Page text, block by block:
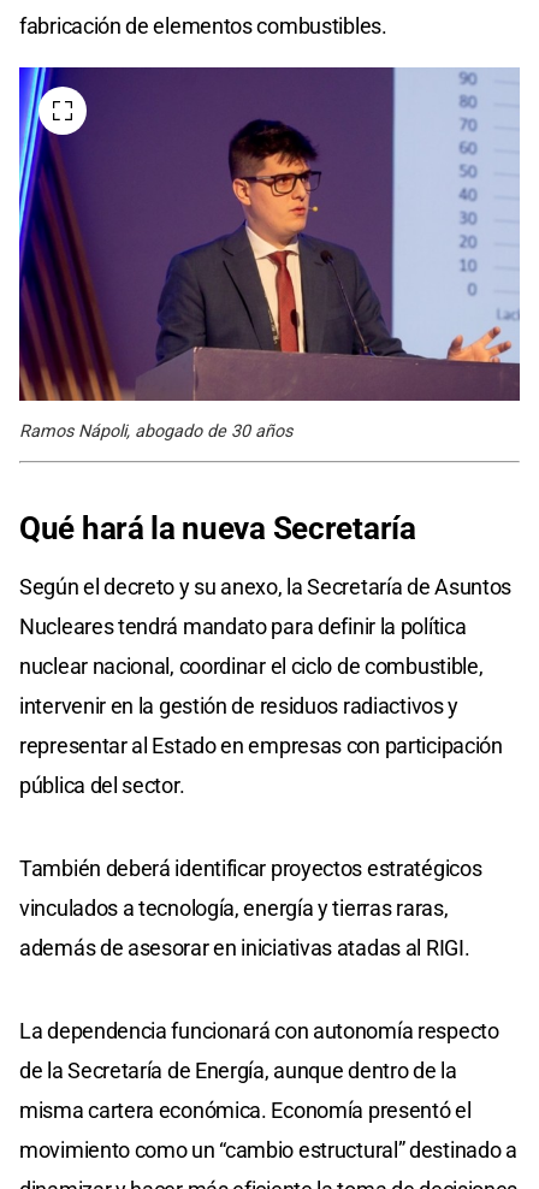
fabricación de elementos combustibles.
Ramos Nápoli, abogado de 30 años
Qué hará la nueva Secretaría
Según el decreto y su anexo, la Secretaría de Asuntos
Nucleares tendrá mandato para definir la política
nuclear nacional, coordinar el ciclo de combustible,
intervenir en la gestión de residuos radiactivos y
representar al Estado en empresas con participación
pública del sector.
También deberá identificar proyectos estratégicos
vinculados a tecnología, energía y tierras raras,
además de asesorar en iniciativas atadas al RIGI.
La dependencia funcionará con autonomía respecto
de la Secretaría de Energía, aunque dentro de la
misma cartera económica. Economía presentó el
movimiento como un “cambio estructural” destinado a